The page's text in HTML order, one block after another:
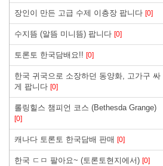
장인이 만든 고급 수제 이층장 팝니다 [0]
수지뜸 (알뜸 미니뜸) 팝니다 [0]
토론토 한국담배요!! [0]
한국 귀국으로 소장하던 동양화, 고가구 싸
게 팝니다 [0]
롤링힐스 챔피언 코스 (Bethesda Grange)
[0]
캐나다 토론토 한국담배 판매 [0]
한국 ㄷㅁ 팔아요~ (토론토현지에서) [0]